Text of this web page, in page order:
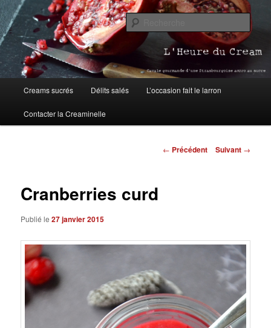
Aller
au
contenu
principalL'Heure du Cream
Blog pâtisserie et cuisine à Strasbourg
principal
Creams sucrés Délits salés L’occasion fait le larron
Contacter la Creaminelle
Navigation
← Précédent Suivant →
Cranberries curd
Publié le27 janvier 2015